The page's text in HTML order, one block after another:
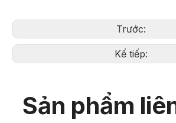
Trước:
Kế tiếp:
Sản phẩm